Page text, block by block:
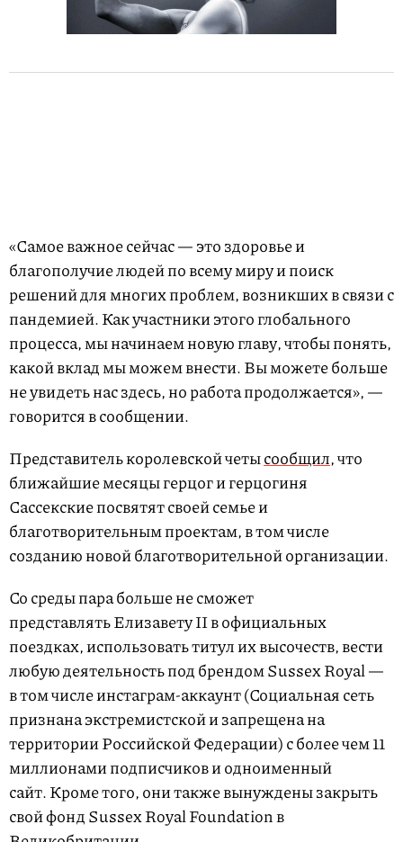
«Самое важное сейчас — это здоровье и
благополучие людей по всему миру и поиск
решений для многих проблем, возникших в связи с
пандемией. Как участники этого глобального
процесса, мы начинаем новую главу, чтобы понять,
какой вклад мы можем внести. Вы можете больше
не увидеть нас здесь, но работа продолжается», —
говорится в сообщении.
Представитель королевской четысообщил, что
ближайшие месяцы герцог и герцогиня
Сассекские посвятят своей семье и
благотворительным проектам, в том числе
созданию новой благотворительной организации.
Со среды пара больше не сможет
представлять Елизавету II в официальных
поездках, использовать титул их высочеств, вести
любую деятельность под брендом Sussex Royal —
в том числе инстаграм-аккаунт (Социальная сеть
признана экстремистской и запрещена на
территории Российской Федерации) с более чем 11
миллионами подписчиков и одноименный
сайт. Кроме того, они также вынуждены закрыть
свой фонд Sussex Royal Foundation в